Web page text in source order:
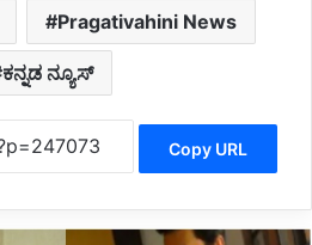
Pragativahini News
ಕನ್ನಡ ನ್ಯೂಸ್
Copy URL